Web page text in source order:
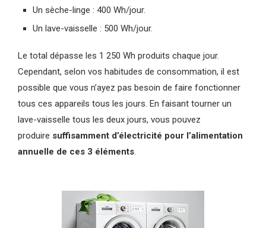
Un sèche-linge : 400 Wh/jour.
Un lave-vaisselle : 500 Wh/jour.
Le total dépasse les 1 250 Wh produits chaque jour.
Cependant, selon vos habitudes de consommation, il est
possible que vous n’ayez pas besoin de faire fonctionner
tous ces appareils tous les jours. En faisant tourner un
lave-vaisselle tous les deux jours, vous pouvez
produire suffisamment d’électricité pour l’alimentation
annuelle de ces 3 éléments.